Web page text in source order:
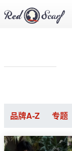
品牌A-Z 专题